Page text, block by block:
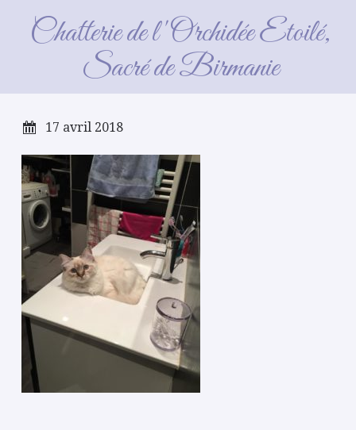
Chatterie de l'Orchidée Etoilé,
Sacré de Birmanie
neige_2018_01_26
17 avril 2018